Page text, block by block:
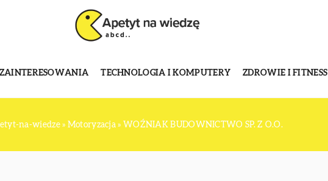
TECHNOLOGIA I KOMPUTERY ZDROWIE I FITNESS
na-wiedze» Motoryzacja » WOŹNIAK BUDOWNICTWO SP. Z O.O.